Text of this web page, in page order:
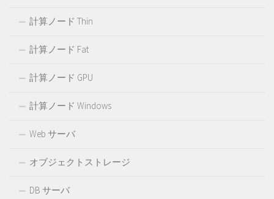
計算ノード Thin
計算ノード Fat
計算ノード GPU
計算ノード Windows
Web サーバ
オブジェクトストレージ
DB サーバ